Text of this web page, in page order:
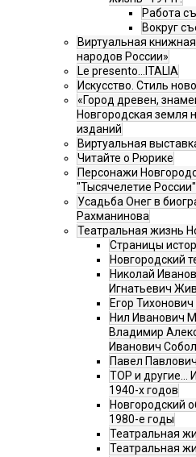
Работа
Вокруг
Виртуальная
народов России»
Le presento...ITALIA
Искусство. Стиль
«Город древен,
Новгородская земля
изданий
Виртуальная
Читайте о Рюрике
Персонажи
"Тысячелетие России"
Усадьба Онег в
Рахманинова
Театральная жизнь
Страницы
Новгородский
Николай
Игнатьевич
Егор
Нил Иванович
Владимир
Иванович
Павел
ТОР и другие…
1940-х годов
Новгородский
1980-е годы
Театральная
Театральная